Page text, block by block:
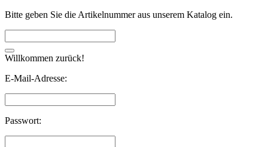
Bitte geben Sie die Artikelnummer aus unserem Katalog ein.
Willkommen zurück!
E-Mail-Adresse:
Passwort: